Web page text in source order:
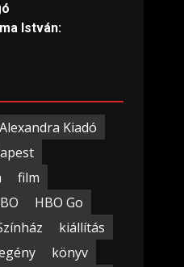
István:
Alexandra Kiadó
film
HBO Go
kiállítás
könyv